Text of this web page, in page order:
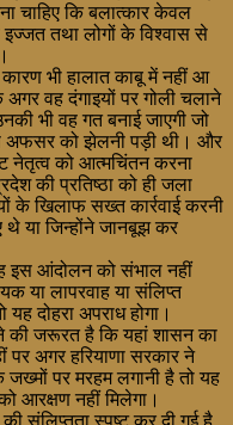
चाहिए कि बलात्कार केवल
इज्जत तथा लोगों के विश्वास से
भी हालात काबू में नहीं आ
वह दंगाइयों पर गोली चलाने
भी वह गत बनाई जाएगी जो
अफसर को झेलनी पड़ी थी। और
नेतृत्व को आत्मचिंतन करना
की प्रतिष्ठा को ही जला
के खिलाफ सख्त कार्रवाई करनी
थे या जिन्होंने जानबूझ कर
इस आंदोलन को संभाल नहीं
या लापरवाह या संलिप्त
दोहरा अपराध होगा।
की जरूरत है कि यहां शासन का
पर अगर हरियाणा सरकार ने
जख्मों पर मरहम लगानी है तो यह
आरक्षण नहीं मिलेगा।
संलिप्तता स्पष्ट कर दी गई है